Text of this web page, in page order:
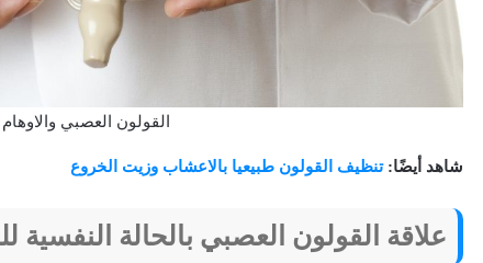
القولون العصبي والاوهام
شاهد أيضًا:تنظيف القولون طبيعيا بالاعشاب وزيت الخروع
علاقة القولون العصبي بالحالة